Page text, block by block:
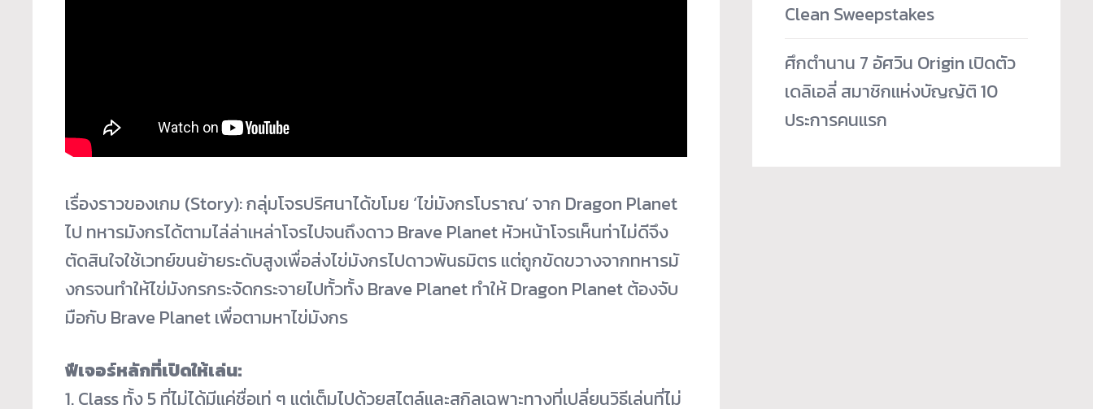
เรื่องราวของเกม (Story): กลุ่มโจรปริศนาได้ขโมย ‘ไข่มังกรโบราณ’ จาก Dragon Planet
ไป ทหารมังกรได้ตามไล่ล่าเหล่าโจรไปจนถึงดาว Brave Planet หัวหน้าโจรเห็นท่าไม่ดีจึง
ตัดสินใจใช้เวทย์ขนย้ายระดับสูงเพื่อส่งไข่มังกรไปดาวพันธมิตร แต่ถูกขัดขวางจากทหารมั
งกรจนทำให้ไข่มังกรกระจัดกระจายไปทั้วทั้ง Brave Planet ทำให้ Dragon Planet ต้องจับ
มือกับ Brave Planet เพื่อตามหาไข่มังกร
ฟีเจอร์หลักที่เปิดให้เล่น:
1. Class ทั้ง 5 ที่ไม่ได้มีแค่ชื่อเท่ ๆ แต่เต็มไปด้วยสไตล์และสกิลเฉพาะทางที่เปลี่ยนวิธีเล่นที่ไม่
Clean Sweepstakes
ศึกตำนาน 7 อัศวิน Origin เปิดตัว
เดลิเอลี่ สมาชิกแห่งบัญญัติ 10
ประการคนแรก